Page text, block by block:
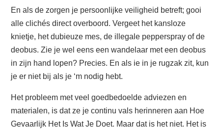
En als de zorgen je persoonlijke veiligheid betreft; gooi
alle clichés direct overboord. Vergeet het kansloze
knietje, het dubieuze mes, de illegale pepperspray of de
deobus. Zie je wel eens een wandelaar met een deobus
in zijn hand lopen? Precies. En als ie in je rugzak zit, kun
je er niet bij als je ‘m nodig hebt.
Het probleem met veel goedbedoelde adviezen en
materialen, is dat ze je continu vals herinneren aan Hoe
Gevaarlijk Het Is Wat Je Doet. Maar dat is het niet. Het is